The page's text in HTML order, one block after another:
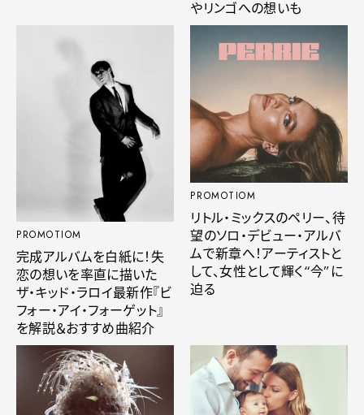
やリンゴへの想いも
PROMOTIOM
完成アルバムを白紙に！失
恋の想いを率直に描いた
ザ・キッド・ラロイ最新作『ビ
フォー・アイ・フォーゲット』
を解説＆おすすめ曲紹介
PROMOTIOM
リトル・ミックスのペリー、待
望のソロ・デビュー・アルバ
ムで新章へ！アーティストと
して、女性として輝く“今”に
迫る